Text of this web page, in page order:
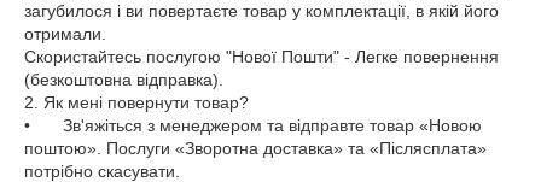
загубилося і ви повертаєте товар у комплектації, в якій його
отримали.
Скористайтесь послугою "Нової Пошти" - Легке повернення
(безкоштовна відправка).
2. Як мені повернути товар?
•	Зв'яжіться з менеджером та відправте товар «Новою
поштою». Послуги «Зворотна доставка» та «Післясплата»
потрібно скасувати.